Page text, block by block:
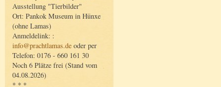
Ausstellung "Tierbilder"
Ort: Pankok Museum in Hünxe
(ohne Lamas)
Anmeldelink: :
info@prachtlamas.de oder per
Telefon: 0176 - 660 161 30
Noch 6 Plätze frei (Stand vom
04.08.2026)
* * *